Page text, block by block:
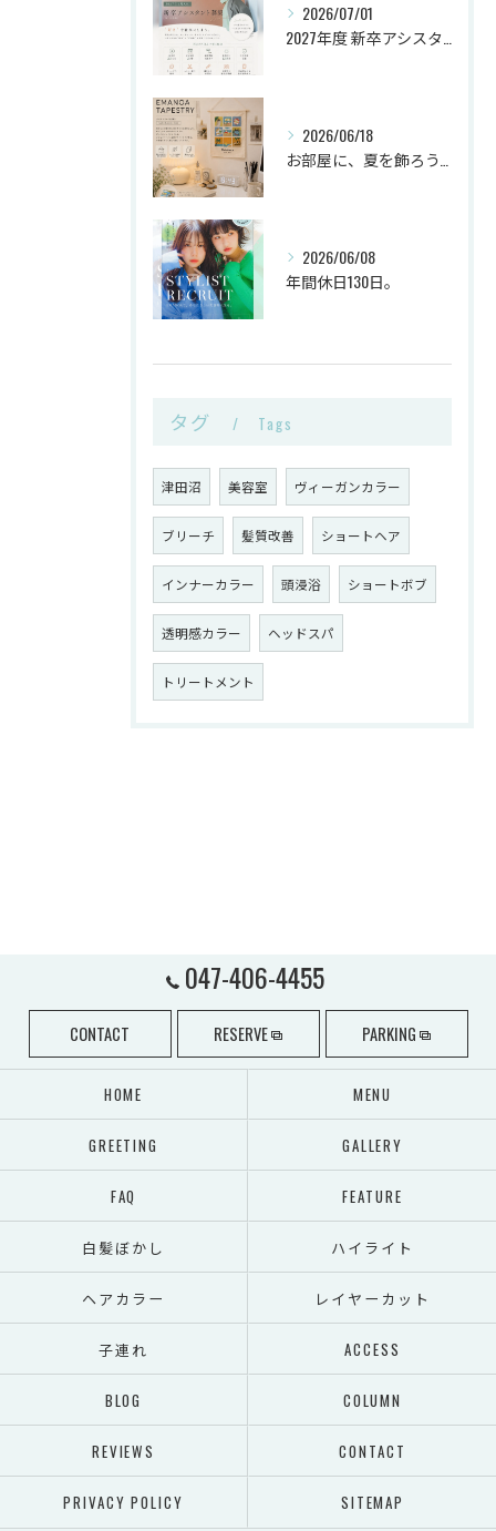
2026/07/01
2027年度 新卒アシスタント《第2次募集》🌿
2026/06/18
お部屋に、夏を飾ろう。
2026/06/08
年間休日130日。
タグ Tags
津田沼 美容室 ヴィーガンカラー
ブリーチ 髪質改善 ショートヘア
インナーカラー 頭浸浴 ショートボブ
透明感カラー ヘッドスパ
トリートメント
047-406-4455
CONTACT RESERVE PARKING
HOME MENU
GREETING GALLERY
FAQ FEATURE
白髪ぼかし ハイライト
ヘアカラー レイヤーカット
子連れ ACCESS
BLOG COLUMN
REVIEWS CONTACT
PRIVACY POLICY SITEMAP